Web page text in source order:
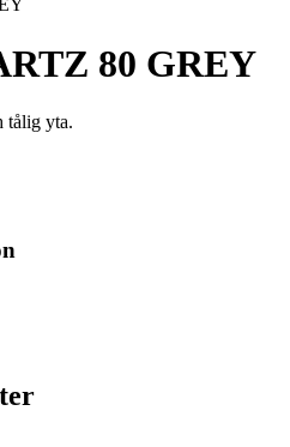
80 GREY
tålig yta.